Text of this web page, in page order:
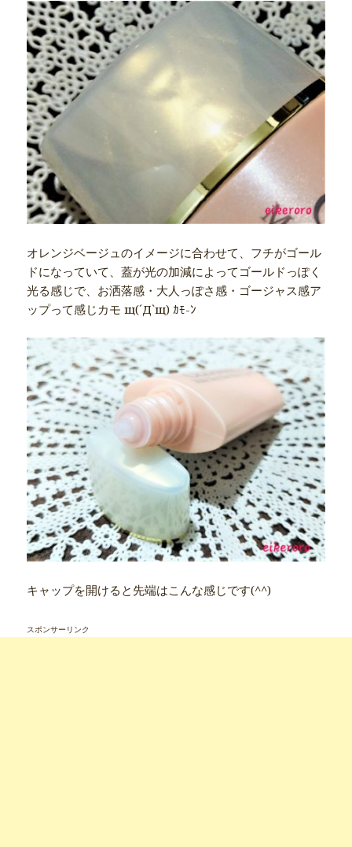
オレンジベージュのイメージに合わせて、フチがゴール
ドになっていて、蓋が光の加減によってゴールドっぽく
光る感じで、お洒落感・大人っぽさ感・ゴージャス感ア
ップって感じカモ щ(´Д`щ) ｶﾓ-ﾝ
キャップを開けると先端はこんな感じです(^^)
スポンサーリンク